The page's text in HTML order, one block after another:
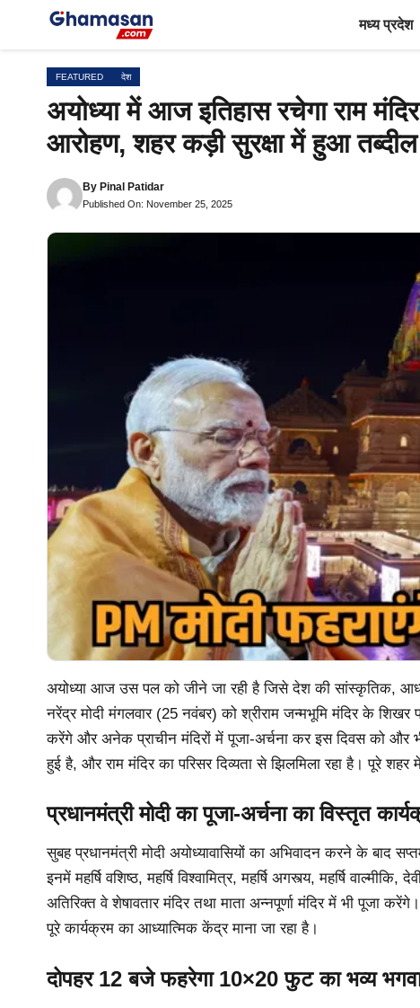
मध्य प्रदेश
FEATURED देश
अयोध्या में आज इतिहास रचेगा राम
आरोहण, शहर कड़ी सुरक्षा में हुआ तब्दील
By Pinal Patidar
Published On: November 25, 2025
अयोध्या आज उस पल को जीने जा रही है जिसे देश की सांस्कृतिक,
नरेंद्र मोदी मंगलवार (25 नवंबर) को श्रीराम जन्मभूमि मंदिर के
करेंगे और अनेक प्राचीन मंदिरों में पूजा-अर्चना कर इस दिवस को और
हुई है, और राम मंदिर का परिसर दिव्यता से झिलमिला रहा है। पूरे शहर
प्रधानमंत्री मोदी का पूजा-अर्चना का विस्तृत
सुबह प्रधानमंत्री मोदी अयोध्यावासियों का अभिवादन करने के बाद
इनमें महर्षि वशिष्ठ, महर्षि विश्वामित्र, महर्षि अगस्त्य, महर्षि
अतिरिक्त वे शेषावतार मंदिर तथा माता अन्नपूर्णा मंदिर में भी पूजा
पूरे कार्यक्रम का आध्यात्मिक केंद्र माना जा रहा है।
दोपहर 12 बजे फहरेगा 10×20 फुट का भव्य